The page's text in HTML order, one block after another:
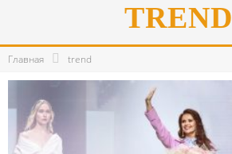
TREND
Главная trend